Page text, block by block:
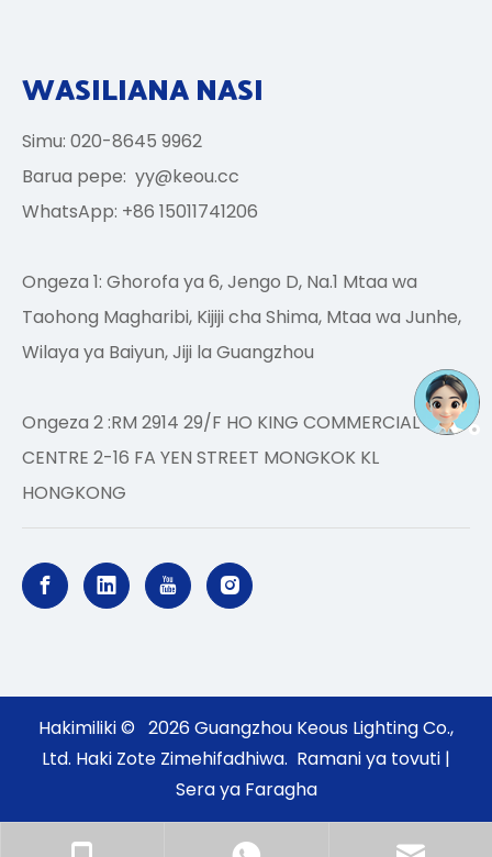
WASILIANA NASI
Simu: 020-8645 9962
Barua pepe: yy@keou.cc
WhatsApp: +86 15011741206
Ongeza 1: Ghorofa ya 6, Jengo D, Na.1 Mtaa wa
Taohong Magharibi, Kijiji cha Shima, Mtaa wa Junhe,
Wilaya ya Baiyun, Jiji la Guangzhou
Ongeza 2 :RM 2914 29/F HO KING COMMERCIAL
CENTRE 2-16 FA YEN STREET MONGKOK KL
HONGKONG
Hakimiliki © 2026Guangzhou Keous Lighting Co.,
Ltd. Haki Zote Zimehifadhiwa. Ramani ya tovuti |
Sera ya Faragha